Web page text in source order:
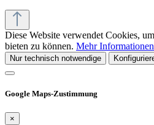
Diese Website verwendet Cookies,
bieten zu können. Mehr
Nur technisch notwendige
Google Maps-Zustimmung
×